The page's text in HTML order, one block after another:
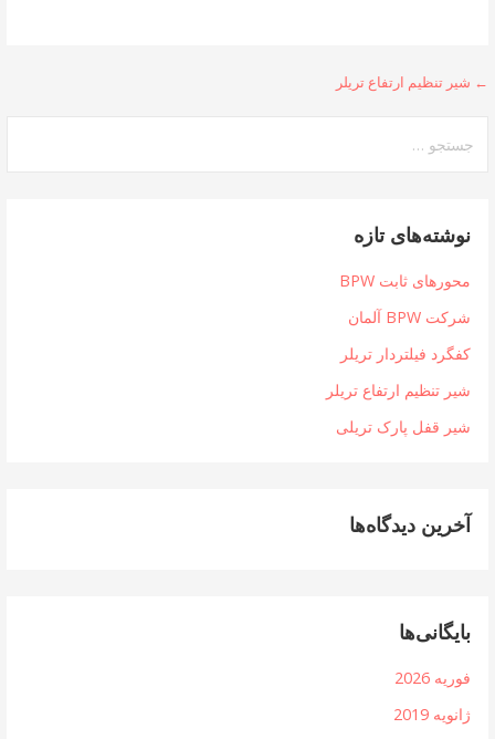
راهبری
← شیر تنظیم ارتفاع تریلر
برای:
نوشته‌های تازه
محورهای ثابت BPW
شرکت BPW آلمان
کفگرد فیلتردار تریلر
شیر تنظیم ارتفاع تریلر
شیر قفل پارک تریلی
آخرین دیدگاه‌ها
بایگانی‌ها
فوریه 2026
ژانویه 2019